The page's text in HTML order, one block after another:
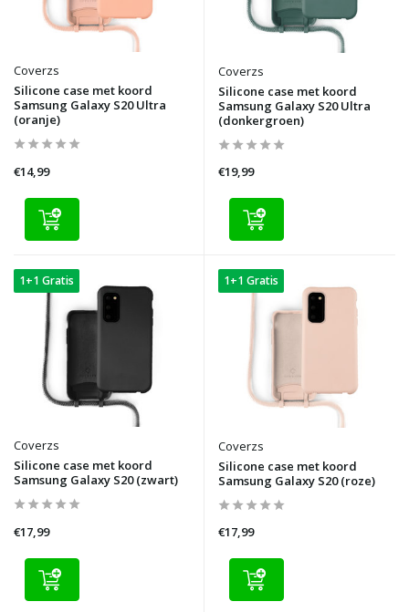
Coverzs
Silicone case met koord
Samsung Galaxy S20 Ultra
(oranje)
€14,99
Coverzs
Silicone case met koord
Samsung Galaxy S20 Ultra
(donkergroen)
€19,99
1+1 Gratis
Coverzs
Silicone case met koord
Samsung Galaxy S20 (zwart)
€17,99
1+1 Gratis
Coverzs
Silicone case met koord
Samsung Galaxy S20 (roze)
€17,99